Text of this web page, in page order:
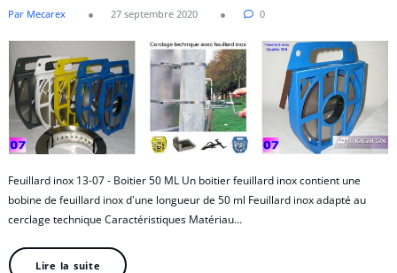
Par Mecarex 27 septembre 2020 0
Feuillard inox 13-07 - Boitier 50 ML Un boitier feuillard inox contient une
bobine de feuillard inox d'une longueur de 50 ml Feuillard inox adapté au
cerclage technique Caractéristiques Matériau…
Lire la suite